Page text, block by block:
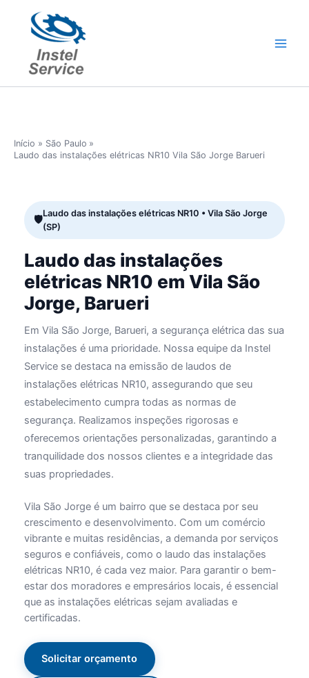
conteúdo
Início
São Paulo
Laudo das instalações elétricas NR10 Vila São Jorge Barueri
Laudo das instalações elétricas NR10 • Vila São Jorge
(SP)
Laudo das instalações
elétricas NR10 em Vila São
Jorge, Barueri
Em Vila São Jorge, Barueri, a segurança elétrica das sua
instalações é uma prioridade. Nossa equipe da Instel
Service se destaca na emissão de laudos de
instalações elétricas NR10, assegurando que seu
estabelecimento cumpra todas as normas de
segurança. Realizamos inspeções rigorosas e
oferecemos orientações personalizadas, garantindo a
tranquilidade dos nossos clientes e a integridade das
suas propriedades.
Vila São Jorge é um bairro que se destaca por seu
crescimento e desenvolvimento. Com um comércio
vibrante e muitas residências, a demanda por serviços
seguros e confiáveis, como o laudo das instalações
elétricas NR10, é cada vez maior. Para garantir o bem-
estar dos moradores e empresários locais, é essencial
que as instalações elétricas sejam avaliadas e
certificadas.
Solicitar orçamento